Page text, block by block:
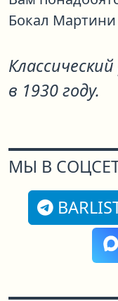
Бокал Мартини
в 1930 году.
МЫ В